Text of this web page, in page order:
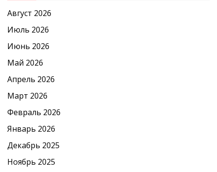
Август 2026
Июль 2026
Июнь 2026
Май 2026
Апрель 2026
Март 2026
Февраль 2026
Январь 2026
Декабрь 2025
Ноябрь 2025